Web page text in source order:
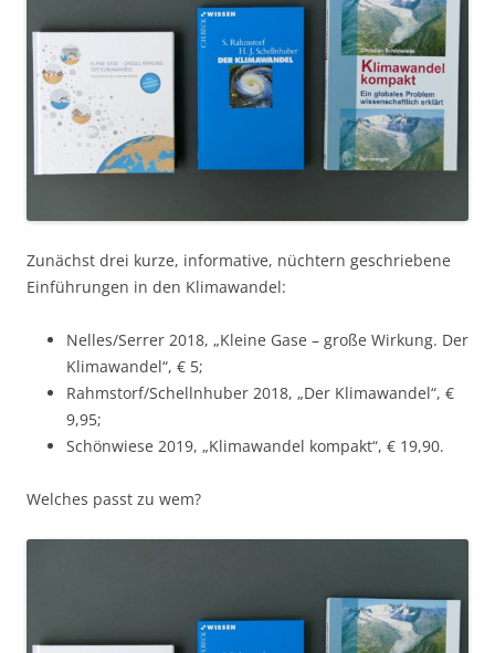
Zunächst drei kurze, informative, nüchtern geschriebene
Einführungen in den Klimawandel:
Nelles/Serrer 2018, „Kleine Gase – große Wirkung. Der
Klimawandel“, € 5;
Rahmstorf/Schellnhuber 2018, „Der Klimawandel“, €
9,95;
Schönwiese 2019, „Klimawandel kompakt“, € 19,90.
Welches passt zu wem?